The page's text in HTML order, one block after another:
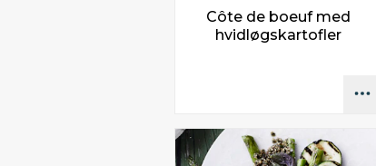
Côte de boeuf med
hvidløgskartofler